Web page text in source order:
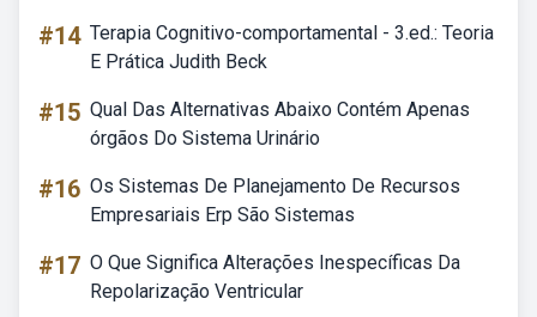
#14 Terapia Cognitivo-comportamental - 3.ed.: Teoria
E Prática Judith Beck
#15 Qual Das Alternativas Abaixo Contém Apenas
órgãos Do Sistema Urinário
#16 Os Sistemas De Planejamento De Recursos
Empresariais Erp São Sistemas
#17 O Que Significa Alterações Inespecíficas Da
Repolarização Ventricular